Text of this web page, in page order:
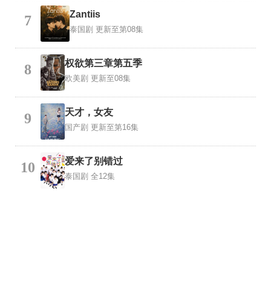
7 Zantiis
泰国剧 更新至第08集
8 权欲第三章第五季
欧美剧 更新至08集
9 天才，女友
国产剧 更新至第16集
10 爱来了别错过
泰国剧 全12集